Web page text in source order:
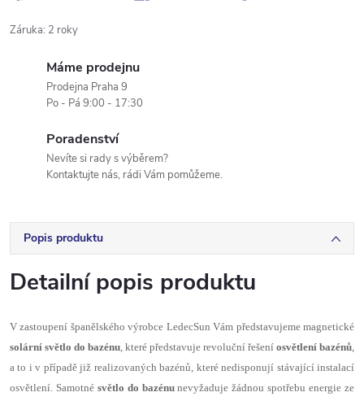
Záruka: 2 roky
Máme prodejnu
Prodejna Praha 9
Po - Pá 9:00 - 17:30
Poradenství
Nevíte si rady s výběrem?
Kontaktujte nás, rádi Vám pomůžeme.
Popis produktu
Detailní popis produktu
V zastoupení španělského výrobce LedecSun Vám představujeme magnetické
solární světlo do bazénu, které představuje revoluční řešení osvětlení bazénů,
a to i v případě již realizovaných bazénů, které nedisponují stávající instalací
osvětlení. Samotné světlo do bazénunevyžaduje žádnou spotřebu energie ze